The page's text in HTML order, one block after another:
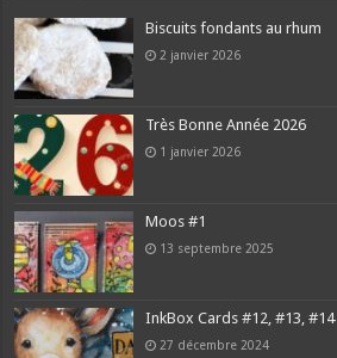
Biscuits fondants au rhum
2 janvier 2026
Très Bonne Année 2026
1 janvier 2026
Moos #1
13 septembre 2025
InkBox Cards #12, #13, #14
27 décembre 2024